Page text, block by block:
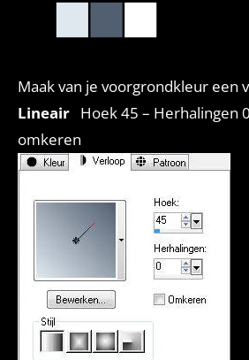
Maak van je voorgrondkleur een
Lineair Hoek 45 – Herhalingen
omkeren